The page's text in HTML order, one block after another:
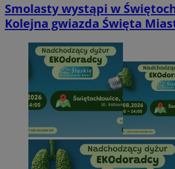
Smolasty wystąpi w
Kolejna gwiazda Święta